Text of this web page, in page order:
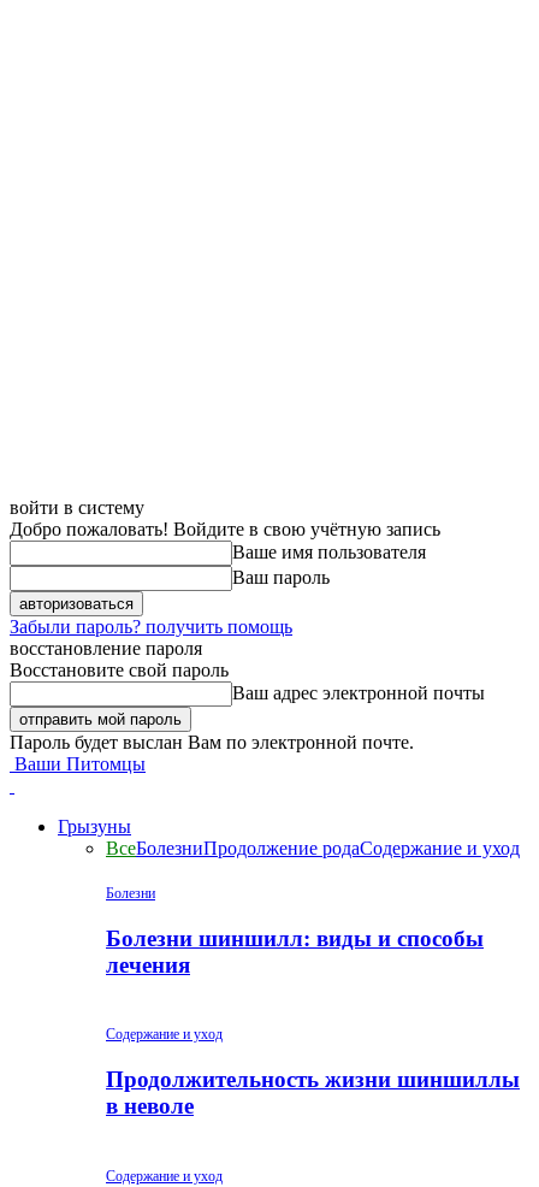
войти в систему
Добро пожаловать! Войдите в свою учётную запись
Ваше имя пользователя
Ваш пароль
Забыли пароль? получить помощь
восстановление пароля
Восстановите свой пароль
Ваш адрес электронной почты
Пароль будет выслан Вам по электронной почте.
Ваши Питомцы
Грызуны
ВсеБолезниПродолжение родаСодержание и уход
Болезни
Болезни шиншилл: виды и способы
лечения
Содержание и уход
Продолжительность жизни шиншиллы
в неволе
Содержание и уход